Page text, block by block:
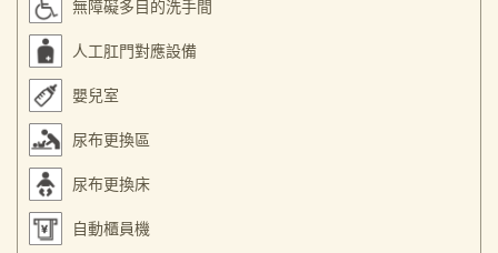
無障礙多目的洗手間
人工肛門對應設備
嬰兒室
尿布更換區
尿布更換床
自動櫃員機